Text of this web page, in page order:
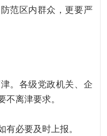
范区内群众，更要严
。各级党政机关、企
不离津要求。
有必要及时上报。